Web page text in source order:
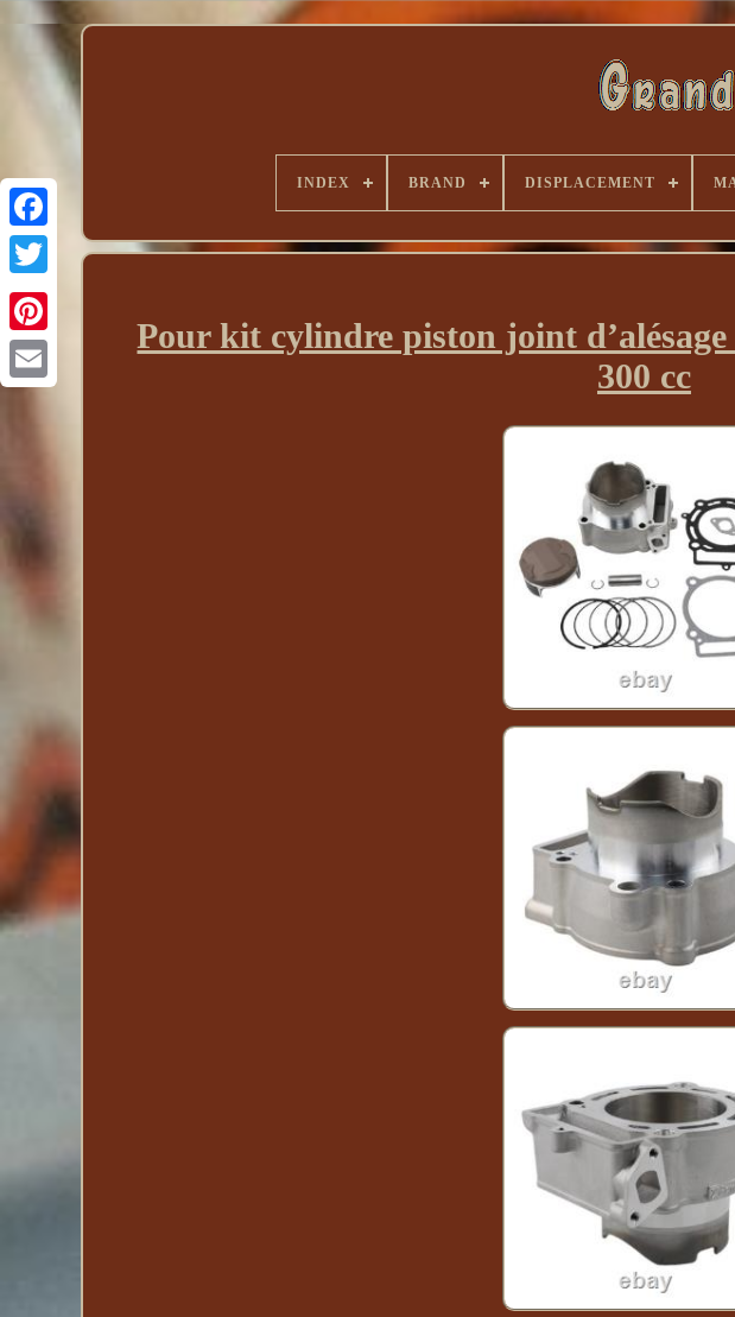
INDEX BRAND DISPLACEMENT
Pour kit cylindre piston joint
300 cc